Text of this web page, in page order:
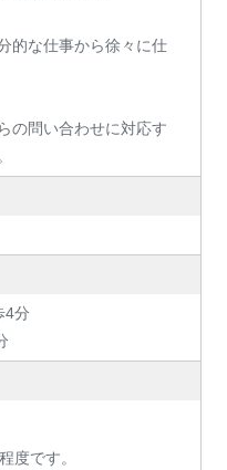
的な仕事から徐々に仕
の問い合わせに対応す
4分
度です。